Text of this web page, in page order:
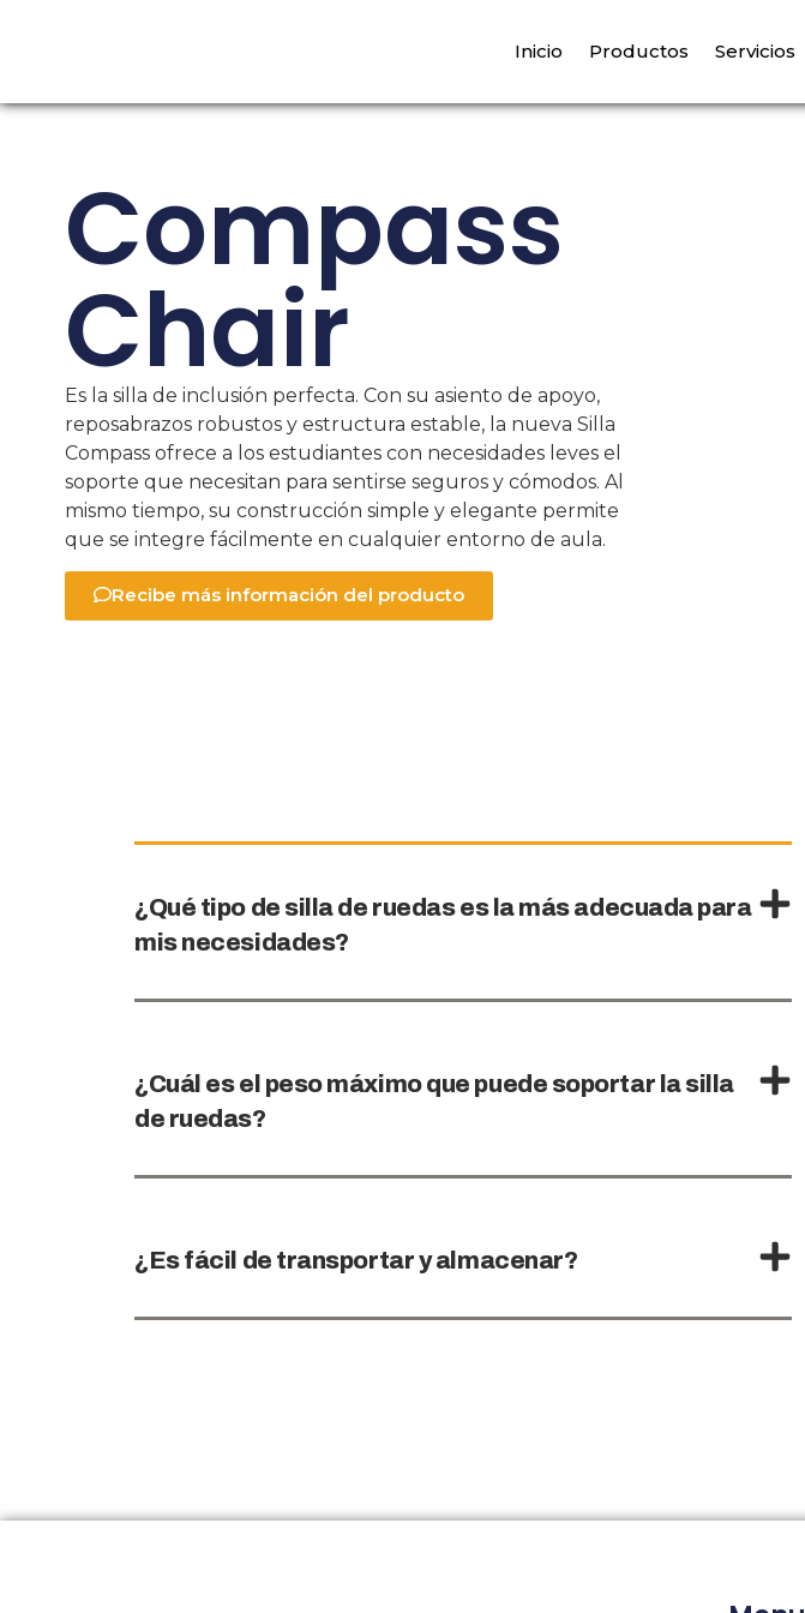
Inicio Productos Servicios
Compass
Chair
Es la silla de inclusión perfecta. Con su asiento de apoyo,
reposabrazos robustos y estructura estable, la nueva Silla
Compass ofrece a los estudiantes con necesidades leves el
soporte que necesitan para sentirse seguros y cómodos. Al
mismo tiempo, su construcción simple y elegante permite
que se integre fácilmente en cualquier entorno de aula.
Recibe más información del producto
¿Qué tipo de silla de ruedas es la más adecuada para
mis necesidades?
¿Cuál es el peso máximo que puede soportar la silla
de ruedas?
¿Es fácil de transportar y almacenar?